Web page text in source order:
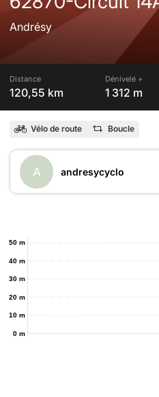
Andrésy
Distance
120,55 km
Dénivelé +
1 312 m
Vélo de route Boucle
A andresycyclo
0 m
10 m
20 m
30 m
40 m
50 m